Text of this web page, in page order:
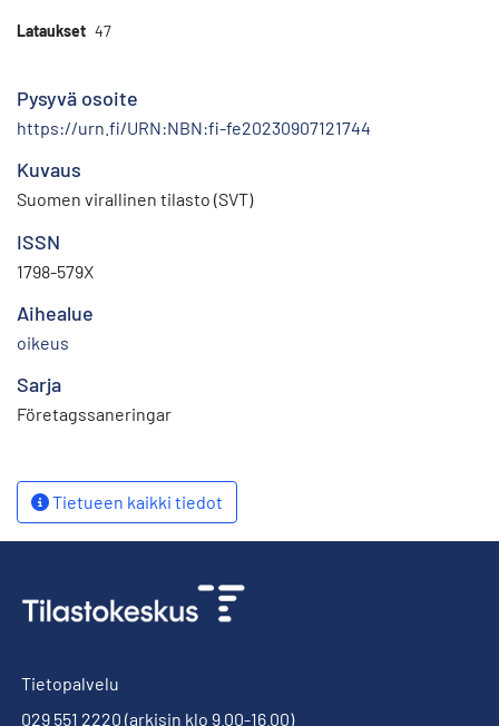
Lataukset 47
Pysyvä osoite
https://urn.fi/URN:NBN:fi-fe20230907121744
Kuvaus
Suomen virallinen tilasto (SVT)
ISSN
1798-579X
Aihealue
oikeus
Sarja
Företagssaneringar
Tietueen kaikki tiedot
Tietopalvelu
029 551 2220 (arkisin klo 9.00-16.00)